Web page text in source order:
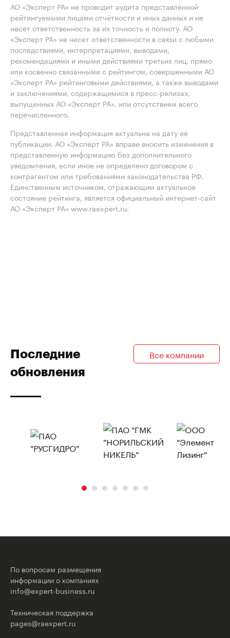
АО «Эксперт РА» не проводит аудита представленной
рейтингуемыми лицами отчётности и иных данных и не
несёт ответственность за их точность и полноту. АО
«Эксперт РА» не несет ответственности в связи с любыми
последствиями, интерпретациями, выводами,
рекомендациями и иными действиями третьих лиц, прямо
или косвенно связанными с рейтингом, совершенными АО
«Эксперт РА» рейтинговыми действиями, а также выводами
и заключениями, содержащимися в пресс-релизах,
выпущенных АО «Эксперт РА», или отсутствием всего
перечисленного.
Представленная информация актуальна на дату её
публикации. АО «Эксперт РА» вправе вносить изменения в
представленную информацию без дополнительного
уведомления, если иное не определено договором с
контрагентом или требованиями законодательства РФ.
Единственным источником, отражающим актуальное
состояние рейтинга, является официальный интернет-сайт
АО «Эксперт РА» www.raexpert.ru.
Последние
обновления
Все компании
По вопросам размещения
информации о компаниях
info@expert-business.ru
Техническая поддержка
pages@raexpert.ru